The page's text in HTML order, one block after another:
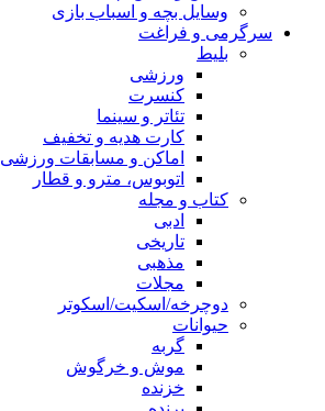
وسایل بچه و اسباب بازی
سرگرمی و فراغت
بلیط
ورزشی
کنسرت
تئاتر و سینما
کارت هدیه و تخفیف
اماکن و مسابقات ورزشی
اتوبوس، مترو و قطار
کتاب و مجله
ادبی
تاریخی
مذهبی
مجلات
دوچرخه/اسکیت/اسکوتر
حیوانات
گربه
موش و خرگوش
خزنده